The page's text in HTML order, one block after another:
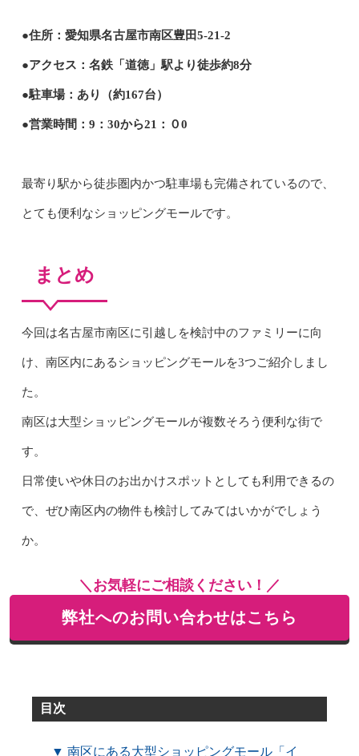
●住所：愛知県名古屋市南区豊田5-21-2
●アクセス：名鉄「道徳」駅より徒歩約8分
●駐車場：あり（約167台）
●営業時間：9：30から21：０0
最寄り駅から徒歩圏内かつ駐車場も完備されているので、
とても便利なショッピングモールです。
まとめ
今回は名古屋市南区に引越しを検討中のファミリーに向
け、南区内にあるショッピングモールを3つご紹介しまし
た。
南区は大型ショッピングモールが複数そろう便利な街で
す。
日常使いや休日のお出かけスポットとしても利用できるの
で、ぜひ南区内の物件も検討してみてはいかがでしょう
か。
＼お気軽にご相談ください！／
弊社へのお問い合わせはこちら
目次
▼ 南区にある大型ショッピングモール「イ